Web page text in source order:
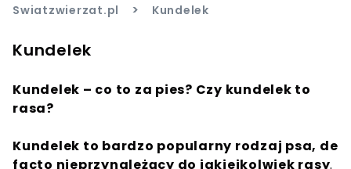
Swiatzwierzat.pl > Kundelek
Kundelek
Kundelek – co to za pies? Czy kundelek to
rasa?
Kundelek to bardzo popularny rodzaj psa, de
facto nieprzynależący do jakiejkolwiek rasy.